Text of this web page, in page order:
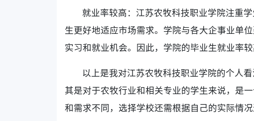
就业率较高：江苏农牧科技职业学院注重
生更好地适应市场需求。学院与各大企事业单
实习和就业机会。因此，学院的毕业生就业率较
以上是我对江苏农牧科技职业学院的个人
其是对于农牧行业和相关专业的学生来说，是
和需求不同，选择学校还需根据自己的实际情况